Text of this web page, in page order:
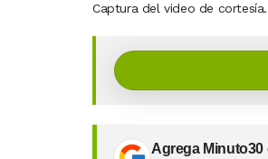
Captura del video de cortesía.
Agrega